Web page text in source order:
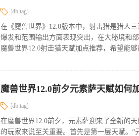
[db:tag]
在《魔兽世界》12.0版本中，射击猎是猎人
爆发和范围输出方面表现突出，在大秘境和
魔兽世界12.0射击猎天赋加点推荐，希望能
魔兽世界12.0前夕元素萨天赋如何
[db:tag]
在魔兽世界12.0前夕，元素萨迎来了全新的
的玩家来说至关重要。首先是第一层天赋。